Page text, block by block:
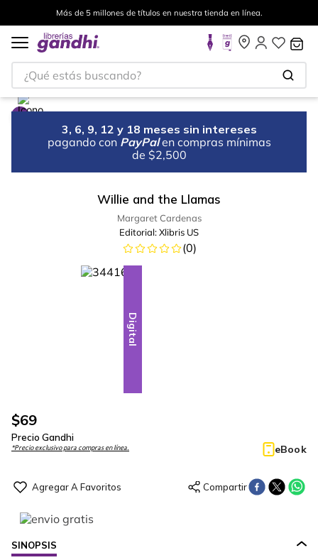
Más de 5 millones de títulos en nuestra tienda en línea.
¿Qué estás buscando?
3, 6, 9, 12 y 18 meses sin intereses
pagando con PayPal en compras mínimas
de $2,500
Willie and the Llamas
Margaret Cardenas
Editorial:Xlibris US
(0)
Digital
$69
Precio Gandhi
*Precio exclusivo para compras en línea. eBook
SINOPSIS